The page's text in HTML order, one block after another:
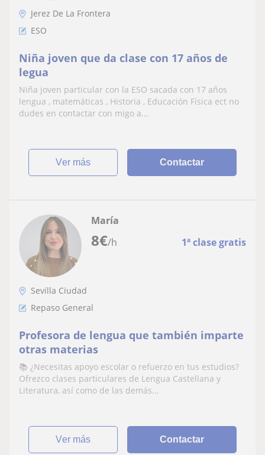
Jerez De La Frontera
ESO
Niña joven que da clase con 17 años de
legua
Niña joven particular con la ESO sacada con 17 años
lengua , matemáticas , Historia , Educación Física ect no
dudes en contactar con migo a...
ver más Contactar
8€/h 1ª clase gratis
María
Sevilla Ciudad
Repaso General
Profesora de lengua que también imparte
otras materias
📚 ¿Necesitas apoyo escolar o refuerzo en tus estudios?
Ofrezco clases particulares de Lengua Castellana y
Literatura, así como de las demás...
ver más Contactar